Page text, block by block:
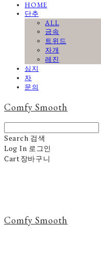
HOME
단추
ALL
금속
트위드
자개
레진
심지
자
문의
Comfy Smooth
Search 검색
Log In 로그인
Cart장바구니
Comfy Smooth